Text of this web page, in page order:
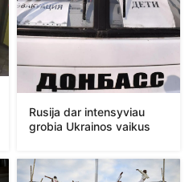
Rusija dar intensyviau
grobia Ukrainos vaikus